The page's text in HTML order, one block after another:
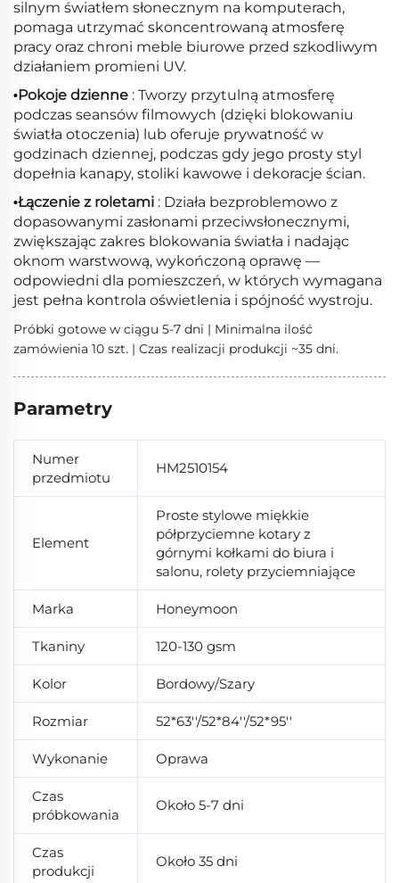
silnym światłem słonecznym na komputerach,
pomaga utrzymać skoncentrowaną atmosferę
pracy oraz chroni meble biurowe przed szkodliwym
działaniem promieni UV.
•Pokoje dzienne : Tworzy przytulną atmosferę
podczas seansów filmowych (dzięki blokowaniu
światła otoczenia) lub oferuje prywatność w
godzinach dziennej, podczas gdy jego prosty styl
dopełnia kanapy, stoliki kawowe i dekoracje ścian.
•Łączenie z roletami : Działa bezproblemowo z
dopasowanymi zasłonami przeciwsłonecznymi,
zwiększając zakres blokowania światła i nadając
oknom warstwową, wykończoną oprawę —
odpowiedni dla pomieszczeń, w których wymagana
jest pełna kontrola oświetlenia i spójność wystroju.
Próbki gotowe w ciągu 5-7 dni | Minimalna ilość
zamówienia 10 szt. | Czas realizacji produkcji ~35 dni.
Parametry
Numer
przedmiotu
HM2510154
Element
Proste stylowe miękkie
półprzyciemne kotary z
górnymi kołkami do biura i
salonu, rolety przyciemniające
Marka Honeymoon
Tkaniny 120-130 gsm
Kolor Bordowy/Szary
Rozmiar 52*63''/52*84''/52*95''
Wykonanie Oprawa
Czas
próbkowania
Około 5-7 dni
Czas
produkcji
Około 35 dni